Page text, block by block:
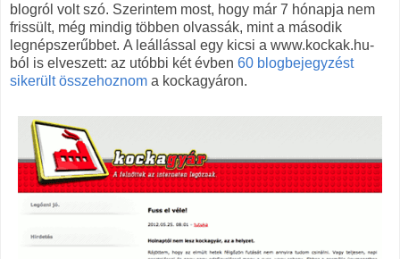
blogról volt szó. Szerintem most, hogy már 7 hónapja nem
frissült, még mindig többen olvassák, mint a második
legnépszerűbbet. A leállással egy kicsi a www.kockak.hu-
ból is elveszett: az utóbbi két évben 60 blogbejegyzést
sikerült összehoznom a kockagyáron.